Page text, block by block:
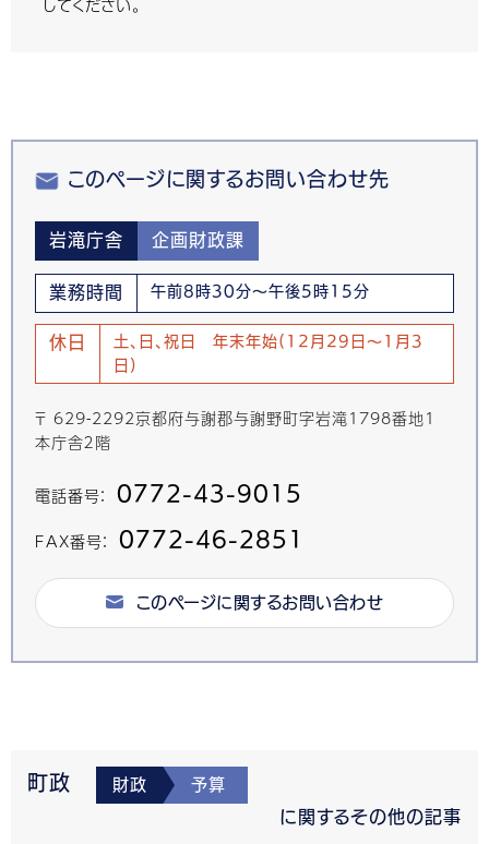
このページに関するお問い合わせ先
岩滝庁舎 企画財政課
業務時間 午前8時30分～午後5時15分
休日
土、日、祝日 年末年始(12月29日～1月3
日)
〒 629-2292京都府与謝郡与謝野町字岩滝1798番地1
本庁舎２階
電話番号： 0772-43-9015
FAX番号： 0772-46-2851
このページに関するお問い合わせ
町政 財政 予算
に関するその他の記事